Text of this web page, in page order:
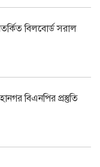
বিলবোর্ড সরাল
বিএনপির প্রস্তুতি